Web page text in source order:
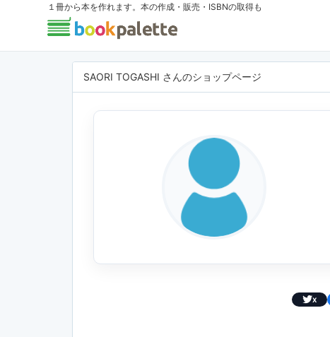
１冊から本を作れます。本の作成・販売・ISBNの取得も
SAORI TOGASHI さんのショップページ
X